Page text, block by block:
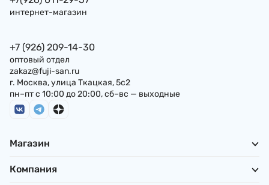
интернет-магазин
+7 (926) 209-14-30
оптовый отдел
zakaz@fuji-san.ru
г. Москва, улица Ткацкая, 5с2
пн–пт с 10:00 до 20:00, сб–вс — выходные
Магазин
Компания